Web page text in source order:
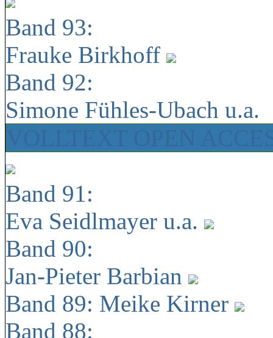
Band 93:
Frauke Birkhoff
Band 92:
Simone Fühles-Ubach u.a.
Band 91:
Eva Seidlmayer u.a.
Band 90:
Jan-Pieter Barbian
Band 89: Meike Kirner
Band 88: